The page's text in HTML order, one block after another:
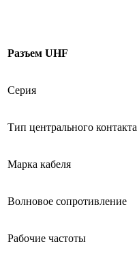
Разъем UHF
Серия
Тип центрального контакта
Марка кабеля
Волновое сопротивление
Рабочие частоты